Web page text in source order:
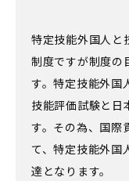
特定技能外国人と
制度ですが制度の
す。特定技能外国
技能評価試験と日
す。その為、国際
て、特定技能外国
達となります。